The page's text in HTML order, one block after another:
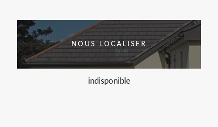
NOUS LOCALISER
indisponible